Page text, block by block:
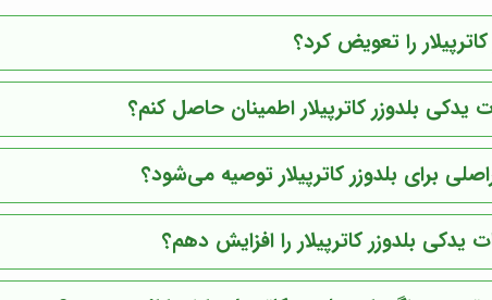
را تعویض کرد؟
بلدوزر کاترپیلار اطمینان حاصل کنم؟
برای بلدوزر کاترپیلار توصیه می‌شود؟
بلدوزر کاترپیلار را افزایش دهم؟